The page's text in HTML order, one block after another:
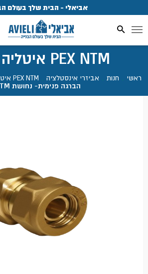
אביאלי - הבית שלך בעולם
PEX NTM איטליה מקורי
ראשי חנות אביזרי אינסטלציה PEX NTM איטליה מקורי
הברגה פנימית- נחושת NTM